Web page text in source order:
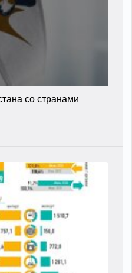
со странами